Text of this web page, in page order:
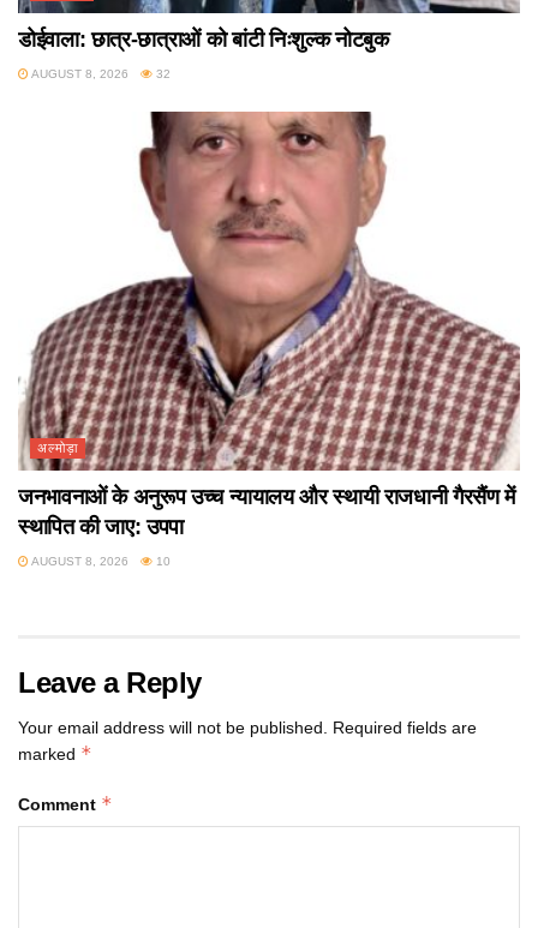
डोईवाला: छात्र-छात्राओं को बांटी निःशुल्क नोटबुक
AUGUST 8, 2026 32
अल्मोड़ा
जनभावनाओं के अनुरूप उच्च न्यायालय और स्थायी राजधानी गैरसैंण में
स्थापित की जाए: उपपा
AUGUST 8, 2026 10
Leave a Reply
Your email address will not be published.
Required fields are
marked *
Comment *